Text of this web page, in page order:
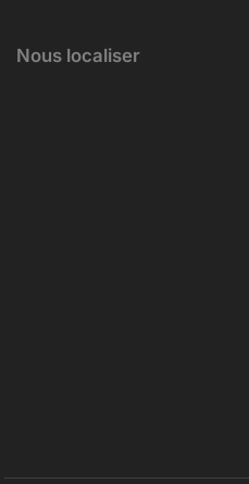
Nous localiser